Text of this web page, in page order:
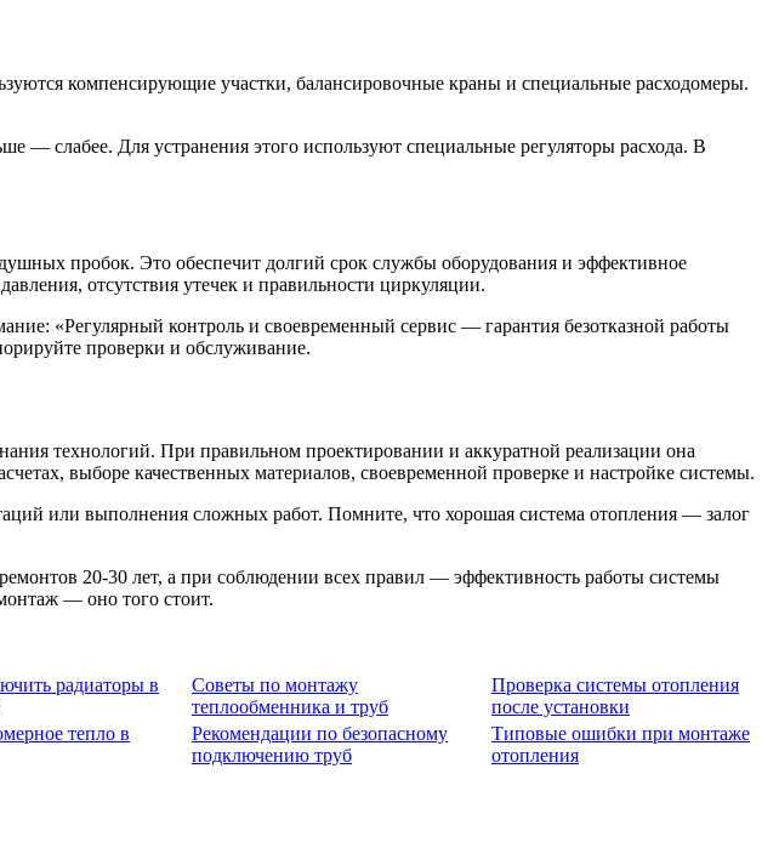
компенсирующие участки, балансировочные краны и специальные расходомеры.
— слабее. Для устранения этого используют специальные регуляторы расхода. В
пробок. Это обеспечит долгий срок службы оборудования и эффективное
отсутствия утечек и правильности циркуляции.
«Регулярный контроль и своевременный сервис — гарантия безотказной работы
проверки и обслуживание.
технологий. При правильном проектировании и аккуратной реализации она
выборе качественных материалов, своевременной проверке и настройке системы.
или выполнения сложных работ. Помните, что хорошая система отопления — залог
20-30 лет, а при соблюдении всех правил — эффективность работы системы
— оно того стоит.
радиаторы в
Советы по монтажу
теплообменника и труб
Проверка системы отопления
после установки
тепло в
Рекомендации по безопасному
подключению труб
Типовые ошибки при монтаже
отопления